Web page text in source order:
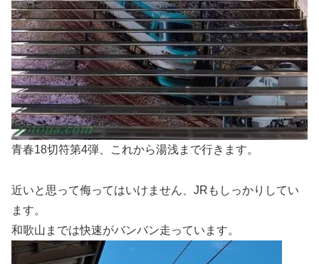
青春18切符第4弾、これから湯浅まで行きます。
近いと思って侮ってはいけません、JRもしっかりしてい
ます。
和歌山までは快速がバンバン走っています。